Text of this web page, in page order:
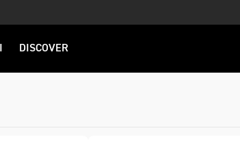
DISCOVER